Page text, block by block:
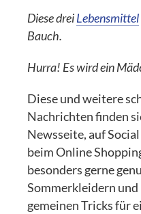
Diese dreiLebensmittel
Bauch.
Hurra! Es wird ein
Diese und weitere
Nachrichten finden
Newsseite, auf
beim Online
besonders gerne
Sommerkleidern und
gemeinen Tricks für